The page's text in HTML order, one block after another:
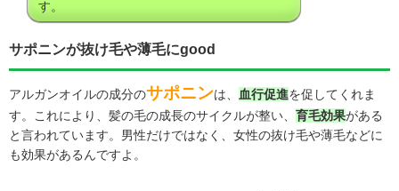
す。
サポニンが抜け毛や薄毛にgood
アルガンオイルの成分のサポニンは、 血行促進を促してくれま
す。これにより、髪の毛の成長のサイクルが整い、 育毛効果がある
と言われています。男性だけではなく、女性の抜け毛や薄毛などに
も効果があるんですよ。